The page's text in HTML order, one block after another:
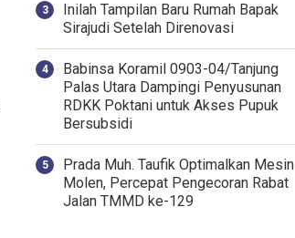
Inilah Tampilan Baru Rumah Bapak
Sirajudi Setelah Direnovasi
‎Babinsa Koramil 0903-04/Tanjung
Palas Utara Dampingi Penyusunan
RDKK Poktani untuk Akses Pupuk
Bersubsidi
Prada Muh. Taufik Optimalkan Mesin
Molen, Percepat Pengecoran Rabat
Jalan TMMD ke-129